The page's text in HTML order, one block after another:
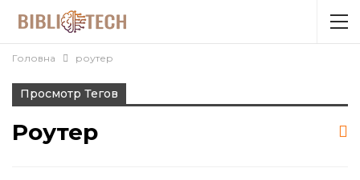
Головна роутер
Просмотр Тегов
Роутер